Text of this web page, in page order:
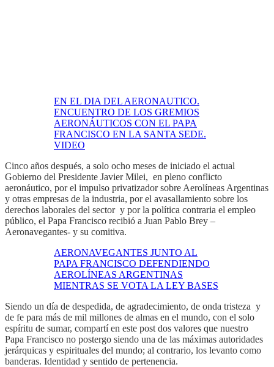
EN EL DIA DEL AERONAUTICO.
ENCUENTRO DE LOS GREMIOS
AERONÁUTICOS CON EL PAPA
FRANCISCO EN LA SANTA SEDE.
VIDEO
Cinco años después, a solo ocho meses de iniciado el actual
Gobierno del Presidente Javier Milei, en pleno conflicto
aeronáutico, por el impulso privatizador sobre Aerolíneas Argentinas
y otras empresas de la industria, por el avasallamiento sobre los
derechos laborales del sector y por la política contraria el empleo
público, el Papa Francisco recibió a Juan Pablo Brey –
Aeronavegantes- y su comitiva.
AERONAVEGANTES JUNTO AL
PAPA FRANCISCO DEFENDIENDO
AEROLÍNEAS ARGENTINAS
MIENTRAS SE VOTA LA LEY BASES
Siendo un día de despedida, de agradecimiento, de onda tristeza y
de fe para más de mil millones de almas en el mundo, con el solo
espíritu de sumar, compartí en este post dos valores que nuestro
Papa Francisco no postergo siendo una de las máximas autoridades
jerárquicas y espirituales del mundo; al contrario, los levanto como
banderas. Identidad y sentido de pertenencia.